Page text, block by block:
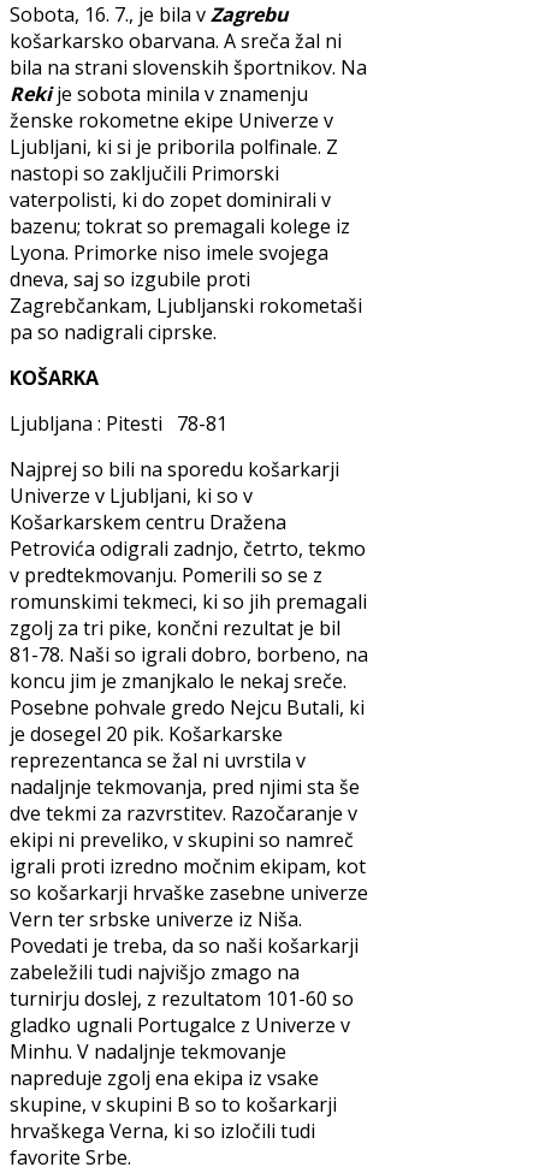
Sobota, 16. 7., je bila vZagrebu
košarkarsko obarvana. A sreča žal ni
bila na strani slovenskih športnikov. Na
Rekije sobota minila v znamenju
ženske rokometne ekipe Univerze v
Ljubljani, ki si je priborila polfinale. Z
nastopi so zaključili Primorski
vaterpolisti, ki do zopet dominirali v
bazenu; tokrat so premagali kolege iz
Lyona. Primorke niso imele svojega
dneva, saj so izgubile proti
Zagrebčankam, Ljubljanski rokometaši
pa so nadigrali ciprske.
KOŠARKA
Ljubljana : Pitesti 78-81
Najprej so bili na sporedu košarkarji
Univerze v Ljubljani, ki so v
Košarkarskem centru Dražena
Petrovića odigrali zadnjo, četrto, tekmo
v predtekmovanju. Pomerili so se z
romunskimi tekmeci, ki so jih premagali
zgolj za tri pike, končni rezultat je bil
81-78. Naši so igrali dobro, borbeno, na
koncu jim je zmanjkalo le nekaj sreče.
Posebne pohvale gredo Nejcu Butali, ki
je dosegel 20 pik. Košarkarske
reprezentanca se žal ni uvrstila v
nadaljnje tekmovanja, pred njimi sta še
dve tekmi za razvrstitev. Razočaranje v
ekipi ni preveliko, v skupini so namreč
igrali proti izredno močnim ekipam, kot
so košarkarji hrvaške zasebne univerze
Vern ter srbske univerze iz Niša.
Povedati je treba, da so naši košarkarji
zabeležili tudi najvišjo zmago na
turnirju doslej, z rezultatom 101-60 so
gladko ugnali Portugalce z Univerze v
Minhu. V nadaljnje tekmovanje
napreduje zgolj ena ekipa iz vsake
skupine, v skupini B so to košarkarji
hrvaškega Verna, ki so izločili tudi
favorite Srbe.